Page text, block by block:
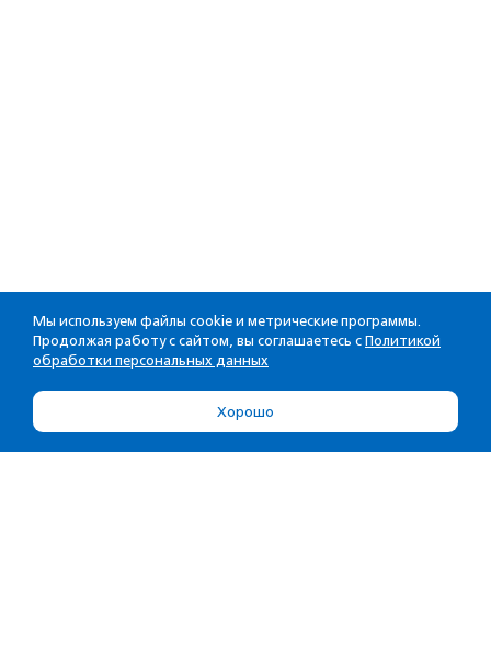
Мы используем файлы cookie и метрические программы.
Продолжая работу с сайтом, вы соглашаетесь с Политикой
обработки персональных данных
Хорошо